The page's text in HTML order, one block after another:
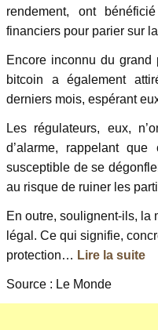
rendement, ont
financiers pour parier sur
Encore inconnu du
bitcoin a également
derniers mois, espérant
Les régulateurs, eux,
d’alarme, rappelant
susceptible de se
au risque de ruiner les
En outre, soulignent-ils, la
légal. Ce qui signifie,
protection… Lire la suite
Source : Le Monde